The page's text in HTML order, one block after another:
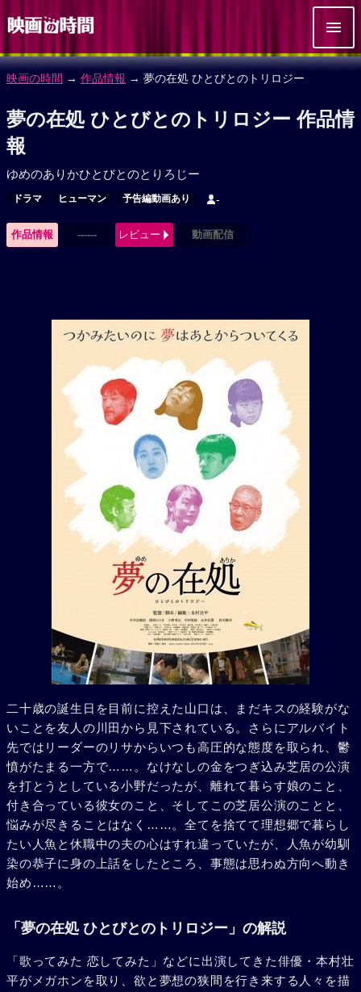
映画の時間 → 作品情報 → 夢の在処 ひとびとのトリロジー
夢の在処 ひとびとのトリロジー 作品情
報
ゆめのありかひとびとのとりろじー
ドラマ ヒューマン 予告編動画あり -
作品情報 ------ レビュー 動画配信
二十歳の誕生日を目前に控えた山口は、まだキスの経験がな
いことを友人の川田から見下されている。さらにアルバイト
先ではリーダーのリサからいつも高圧的な態度を取られ、鬱
憤がたまる一方で……。なけなしの金をつぎ込み芝居の公演
を打とうとしている小野だったが、離れて暮らす娘のこと、
付き合っている彼女のこと、そしてこの芝居公演のことと、
悩みが尽きることはなく……。全てを捨てて理想郷で暮らし
たい人魚と休職中の夫の心はすれ違っていたが、人魚が幼馴
染の恭子に身の上話をしたところ、事態は思わぬ方向へ動き
始め……。
「夢の在処 ひとびとのトリロジー」の解説
「歌ってみた 恋してみた」などに出演してきた俳優・本村壮
平がメガホンを取り、欲と夢想の狭間を行き来する人々を描